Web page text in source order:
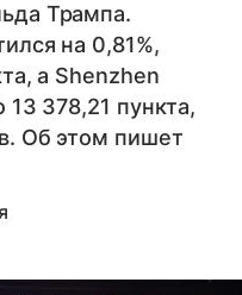
Трампа.
на 0,81%,
а Shenzhen
378,21 пункта,
Об этом пишет